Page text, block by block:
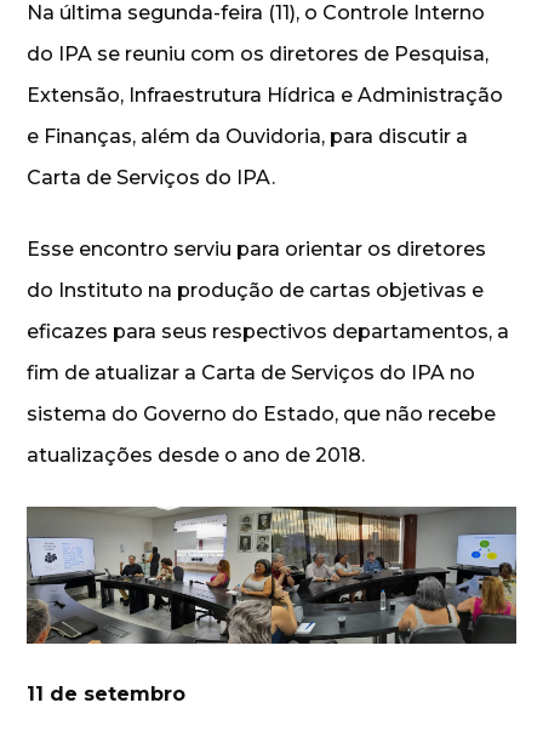
Na última segunda-feira (11), o Controle Interno
do IPA se reuniu com os diretores de Pesquisa,
Extensão, Infraestrutura Hídrica e Administração
e Finanças, além da Ouvidoria, para discutir a
Carta de Serviços do IPA.
Esse encontro serviu para orientar os diretores
do Instituto na produção de cartas objetivas e
eficazes para seus respectivos departamentos, a
fim de atualizar a Carta de Serviços do IPA no
sistema do Governo do Estado, que não recebe
atualizações desde o ano de 2018.
11 de setembro